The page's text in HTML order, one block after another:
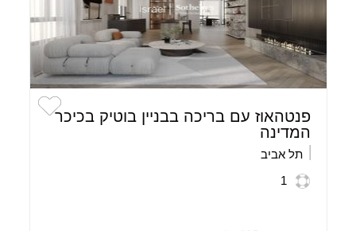
פנטהאוז עם בריכה בבניין בוטיק בכיכר
המדינה
תל אביב
1